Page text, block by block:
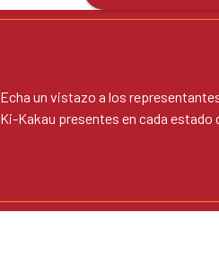
Echa un vistazo a los
Ki-Kakau presentes en cada estado